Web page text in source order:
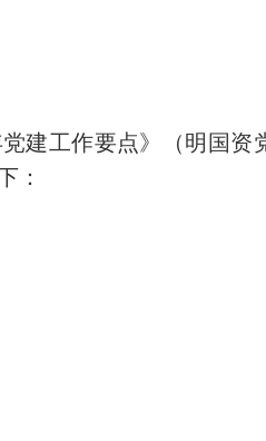
建工作要点》（明国资
：